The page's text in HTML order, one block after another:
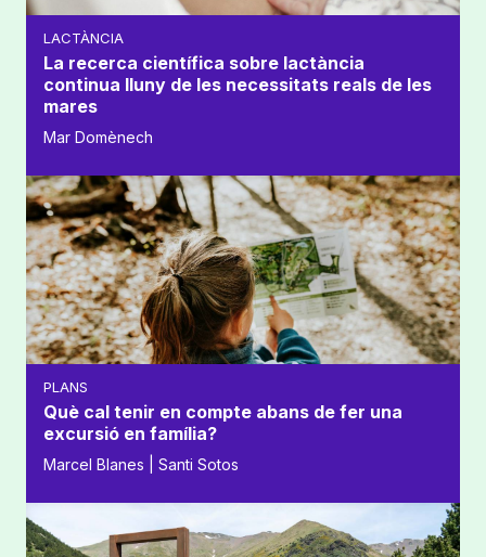
LACTÀNCIA
La recerca científica sobre lactància
continua lluny de les necessitats reals de les
mares
Mar Domènech
PLANS
Què cal tenir en compte abans de fer una
excursió en família?
Marcel Blanes | Santi Sotos